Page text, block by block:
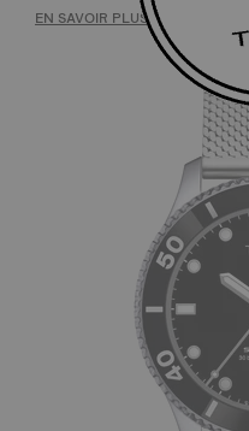
EN SAVOIR PLUS